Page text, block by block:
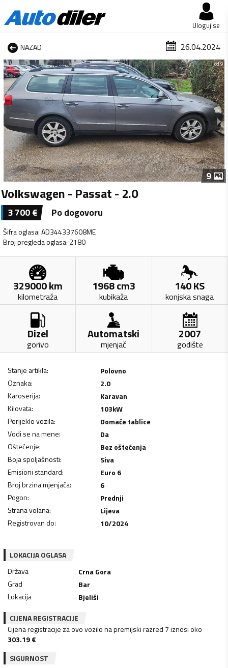
Uloguj se
NAZAD 26.04.2024
1 od 9
9
Volkswagen - Passat - 2.0
3 700€ Po dogovoru
Šifra oglasa:AD344337608ME
Broj pregleda oglasa: 2180
329000km
kilometraža
1968cm3
kubikaža
140KS
konjska snaga
Dizel
gorivo
Automatski
mjenjač
2007
godište
Stanje artikla:
Polovno
Oznaka:
2.0
Karoserija:
Karavan
Kilovata: 103kW
Porijeklo vozila:
Domaće tablice
Vodi se na mene:
Da
Oštećenje:
Bez oštećenja
Boja spoljašnosti:
Siva
Emisioni standard:
Euro 6
Broj brzina mjenjača:
6
Pogon:
Prednji
Strana volana:
Lijeva
Registrovan do: 10/2024
LOKACIJA OGLASA
Država
Crna Gora
Grad
Bar
Lokacija
Bjeliši
CIJENA REGISTRACIJE
Cijena registracije za ovo vozilo na premijski razred 7 iznosi oko
303.19€
SIGURNOST